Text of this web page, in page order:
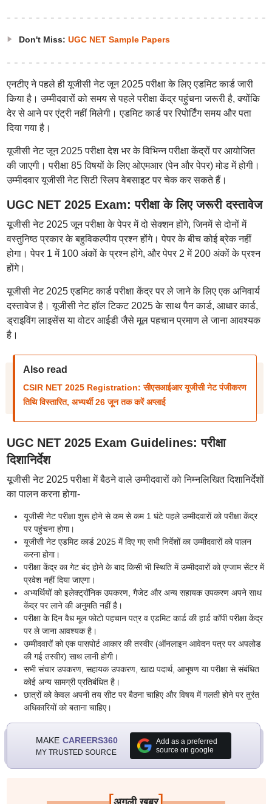
Don't Miss: UGC NET Sample Papers
एनटीए ने पहले ही यूजीसी नेट जून 2025 परीक्षा के लिए एडमिट कार्ड जारी
किया है। उम्मीदवारों को समय से पहले परीक्षा केंद्र पहुंचना जरूरी है, क्योंकि
देर से आने पर एंट्री नहीं मिलेगी। एडमिट कार्ड पर रिपोर्टिंग समय और पता
दिया गया है।
यूजीसी नेट जून 2025 परीक्षा देश भर के विभिन्न परीक्षा केंद्रों पर आयोजित
की जाएगी। परीक्षा 85 विषयों के लिए ओएमआर (पेन और पेपर) मोड में होगी।
उम्मीदवार यूजीसी नेट सिटी स्लिप वेबसाइट पर चेक कर सकते हैं।
UGC NET 2025 Exam: परीक्षा के लिए जरूरी दस्तावेज
यूजीसी नेट 2025 जून परीक्षा के पेपर में दो सेक्शन होंगे, जिनमें से दोनों में
वस्तुनिष्ठ प्रकार के बहुविकल्पीय प्रश्न होंगे। पेपर के बीच कोई ब्रेक नहीं
होगा। पेपर 1 में 100 अंकों के प्रश्न होंगे, और पेपर 2 में 200 अंकों के प्रश्न
होंगे।
यूजीसी नेट 2025 एडमिट कार्ड परीक्षा केंद्र पर ले जाने के लिए एक अनिवार्य
दस्तावेज है। यूजीसी नेट हॉल टिकट 2025 के साथ पैन कार्ड, आधार कार्ड,
ड्राइविंग लाइसेंस या वोटर आईडी जैसे मूल पहचान प्रमाण ले जाना आवश्यक
है।
Also read
CSIR NET 2025 Registration: सीएसआईआर यूजीसी नेट पंजीकरण
तिथि विस्तारित, अभ्यर्थी 26 जून तक करें अप्लाई
UGC NET 2025 Exam Guidelines: परीक्षा
दिशानिर्देश
यूजीसी नेट 2025 परीक्षा में बैठने वाले उम्मीदवारों को निम्नलिखित दिशानिर्देशों
का पालन करना होगा-
यूजीसी नेट परीक्षा शुरू होने से कम से कम 1 घंटे पहले उम्मीदवारों को परीक्षा केंद्र
पर पहुंचना होगा।
यूजीसी नेट एडमिट कार्ड 2025 में दिए गए सभी निर्देशों का उम्मीदवारों को पालन
करना होगा।
परीक्षा केंद्र का गेट बंद होने के बाद किसी भी स्थिति में उम्मीदवारों को एग्जाम सेंटर में
प्रवेश नहीं दिया जाएगा।
अभ्यर्थियों को इलेक्ट्रॉनिक उपकरण, गैजेट और अन्य सहायक उपकरण अपने साथ
केंद्र पर लाने की अनुमति नहीं है।
परीक्षा के दिन वैध मूल फोटो पहचान पत्र व एडमिट कार्ड की हार्ड कॉपी परीक्षा केंद्र
पर ले जाना आवश्यक है।
उम्मीदवारों को एक पासपोर्ट आकार की तस्वीर (ऑनलाइन आवेदन पत्र पर अपलोड
की गई तस्वीर) साथ लानी होगी।
सभी संचार उपकरण, सहायक उपकरण, खाद्य पदार्थ, आभूषण या परीक्षा से संबंधित
कोई अन्य सामग्री प्रतिबंधित है।
छात्रों को केवल अपनी तय सीट पर बैठना चाहिए और विषय में गलती होने पर तुरंत
अधिकारियों को बताना चाहिए।
MAKE CAREERS360
MY TRUSTED SOURCE
Add as a preferred
source on google